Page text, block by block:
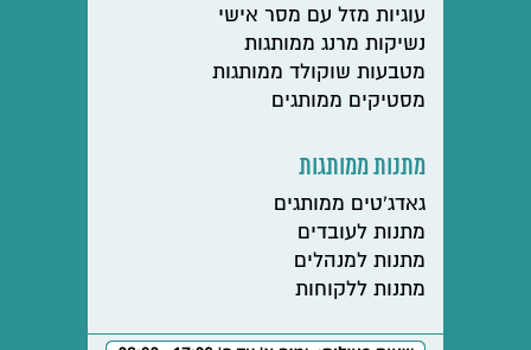
עוגיות מזל עם מסר אישי
נשיקות מרנג ממותגות
מטבעות שוקולד ממותגות
מסטיקים ממותגים
מתנות ממותגות
גאדג'טים ממותגים
מתנות לעובדים
מתנות למנהלים
מתנות ללקוחות